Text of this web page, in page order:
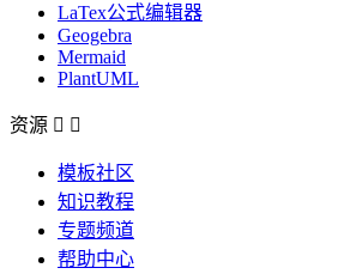
LaTex公式编辑器
Geogebra
Mermaid
PlantUML
资源  
模板社区
知识教程
专题频道
帮助中心